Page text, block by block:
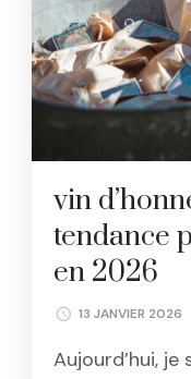
vin
tendance
en 2026
13 JANVIER 2026
Aujourd’hui,